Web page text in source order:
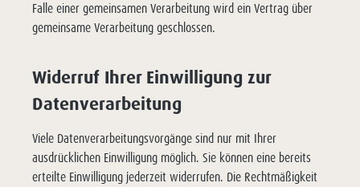
Falle einer gemeinsamen Verarbeitung wird ein Vertrag über
gemeinsame Verarbeitung geschlossen.
Widerruf Ihrer Einwilligung zur
Datenverarbeitung
Viele Datenverarbeitungsvorgänge sind nur mit Ihrer
ausdrücklichen Einwilligung möglich. Sie können eine bereits
erteilte Einwilligung jederzeit widerrufen. Die Rechtmäßigkeit